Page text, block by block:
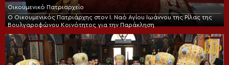
Οικουμενικό Πατριαρχείο
Ο Οικουμενικός Πατριάρχης στον I. Ναό Αγίου Ιωάννου της Ρίλας της
Βουλγαροφώνου Κοινότητος για την Παράκληση